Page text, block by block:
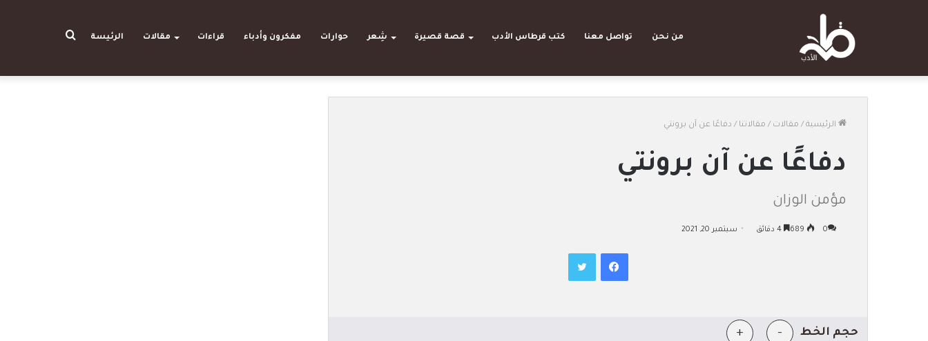
الرئيسة مقالات قراءات مفكرون وأدباء حوارات شِعر قصة قصيرة كتب قرطاس الأدب تواصل معنا من نحن
الرئيسية / مقالات / مقالاتنا / دفاعًا عن آن برونتي
دفاعًا عن آن برونتي
مؤمن الوزان
سبتمبر 20, 2021 0
فيسبوك تويتر
حجم الخط -
+